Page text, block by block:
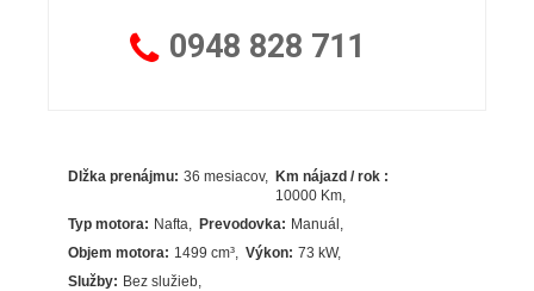
0948 828 711
Dlžka prenájmu: 36 mesiacov
Km nájazd / rok :
10000 Km
Typ motora: Nafta Prevodovka: Manuál
Objem motora: 1499cm³ Výkon: 73 kW
Služby: Bez služieb